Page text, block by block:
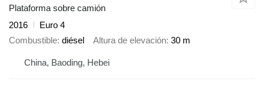
Plataforma sobre camión
2016
Euro 4
Combustible diésel Altura de elevación 30 m
China, Baoding, Hebei